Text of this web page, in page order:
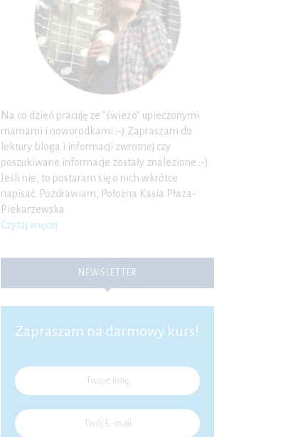
Na co dzień pracuję ze "świeżo" upieczonymi
mamami i noworodkami :-) Zapraszam do
lektury bloga i informacji zwrotnej czy
poszukiwane informacje zostały znalezione :-)
Jeśli nie, to postaram się o nich wkrótce
napisać. Pozdrawiam, Położna Kasia Płaza-
Piekarzewska
Czytaj więcej
NEWSLETTER
Zapraszam na darmowy kurs!